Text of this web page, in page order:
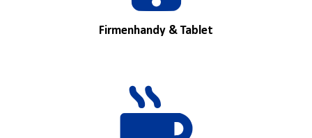
Firmenhandy & Tablet